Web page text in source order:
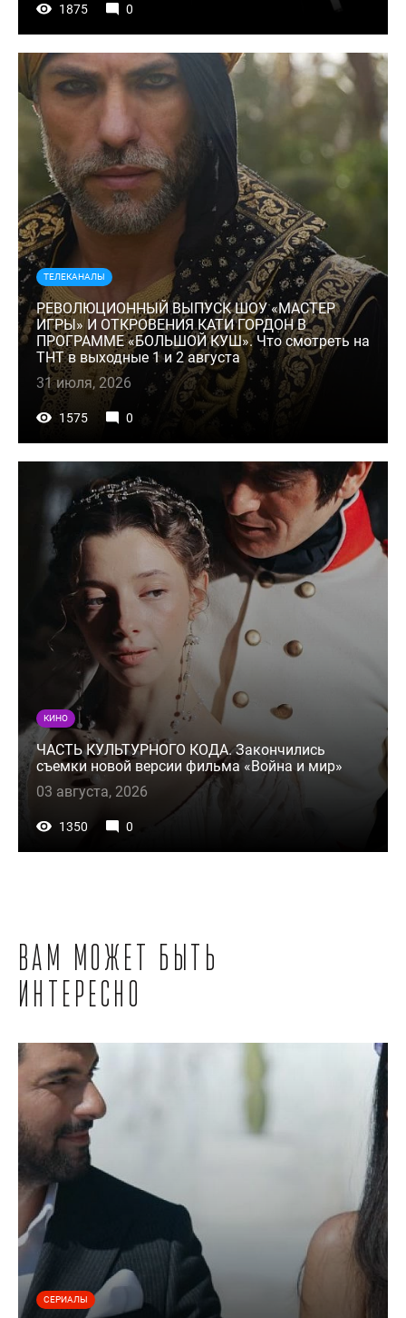
1875 0
ТЕЛЕКАНАЛЫ
РЕВОЛЮЦИОННЫЙ ВЫПУСК ШОУ «МАСТЕР
ИГРЫ» И ОТКРОВЕНИЯ КАТИ ГОРДОН В
ПРОГРАММЕ «БОЛЬШОЙ КУШ». Что смотреть на
ТНТ в выходные 1 и 2 августа
31 июля, 2026
1575 0
КИНО
ЧАСТЬ КУЛЬТУРНОГО КОДА. Закончились
съемки новой версии фильма «Война и мир»
03 августа, 2026
1350 0
Вам может быть
интересно
СЕРИАЛЫ